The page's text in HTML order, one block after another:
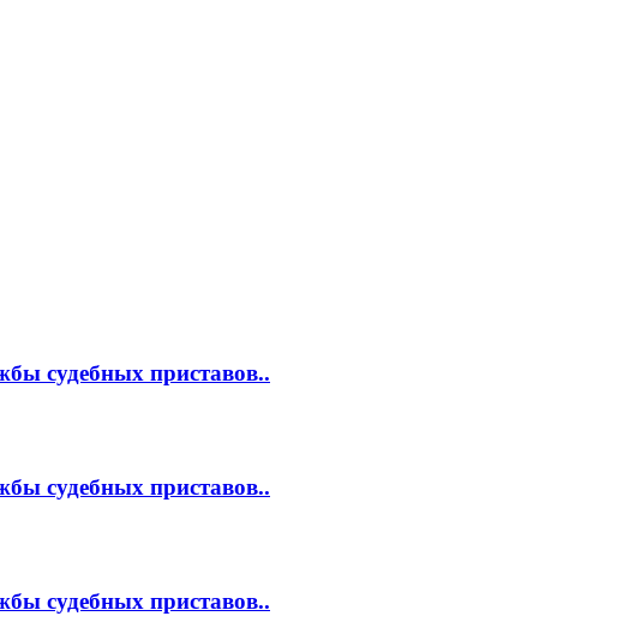
судебных приставов..
судебных приставов..
судебных приставов..